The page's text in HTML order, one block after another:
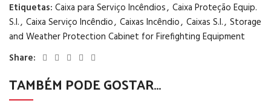
Etiquetas: Caixa para Serviço Incêndios, Caixa Proteção Equip.
S.I., Caixa Serviço Incêndio, Caixas Incêndio, Caixas S.I., Storage
and Weather Protection Cabinet for Firefighting Equipment
Share:
TAMBÉM PODE GOSTAR…